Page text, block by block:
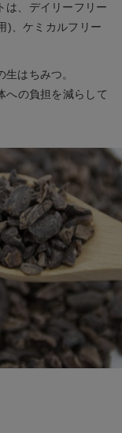
は、デイリーフリー
)、ケミカルフリー
はちみつ。
への負担を減らして